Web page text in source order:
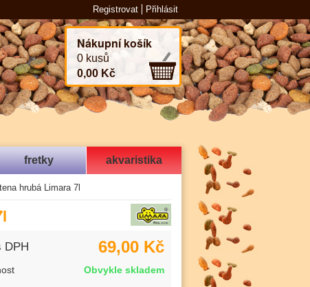
Registrovat Přihlásit
Nákupní košík
0 kusů
0,00 Kč
fretky akvaristika
hrubá Limara 7l
DPH 69,00 Kč
Obvykle skladem